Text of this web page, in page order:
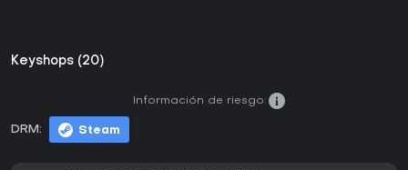
Keyshops (20)
DRM: Steam
Información de riesgo: